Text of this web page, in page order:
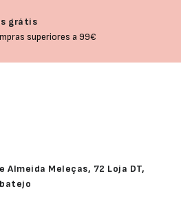
grátis
superiores a 99€
Almeida Meleças, 72 Loja DT,